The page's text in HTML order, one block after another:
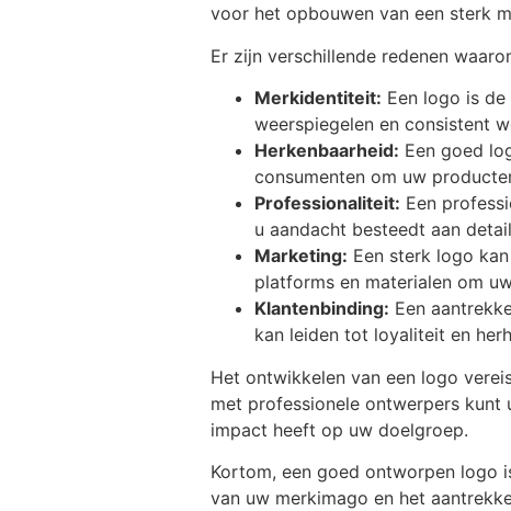
voor het opbouwen van een sterk
Er zijn verschillende redenen
Merkidentiteit: Een logo is
weerspiegelen en consistent
Herkenbaarheid: Een goed
consumenten om uw
Professionaliteit: Een
u aandacht besteedt aan
Marketing: Een sterk logo
platforms en materialen om
Klantenbinding: Een
kan leiden tot loyaliteit en
Het ontwikkelen van een logo
met professionele ontwerpers
impact heeft op uw doelgroep.
Kortom, een goed ontworpen logo
van uw merkimago en het